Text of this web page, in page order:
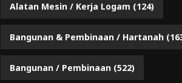
Alatan Mesin / Kerja Logam (124)
Bangunan & Pembinaan / Hartanah
Bangunan / Pembinaan (522)